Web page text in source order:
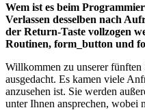
Wem ist es beim
Verlassen desselben nach
der Return-Taste vollzogen
Routinen, form_button und
Willkommen zu unserer fünften
ausgedacht. Es kamen viele
anzusehen ist. Sie werden
unter Ihnen ansprechen, wobei